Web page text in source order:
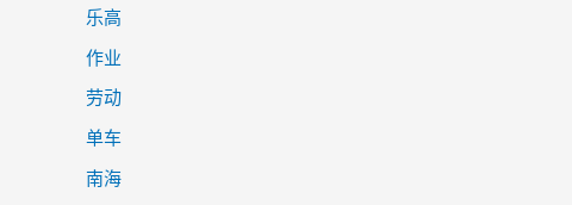
乐高
作业
劳动
单车
南海